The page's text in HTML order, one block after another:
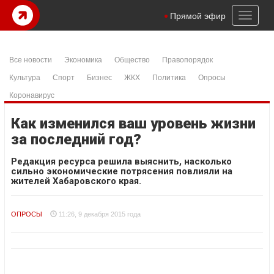
Toggle
Прямой эфир
Все новости Экономика Общество
Правопорядок
Культура
Спорт Бизнес ЖКХ Политика
Опросы
Коронавирус
Как изменился ваш уровень жизни
за последний год?
Редакция ресурса решила выяснить, насколько
сильно экономические потрясения повлияли на
жителей Хабаровского края.
ОПРОСЫ 11:26, 9 декабря 2015 года